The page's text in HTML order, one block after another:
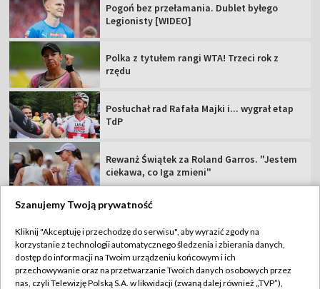
Pogoń bez przełamania. Dublet byłego
Legionisty [WIDEO]
Polka z tytułem rangi WTA! Trzeci rok z
rzędu
Posłuchał rad Rafała Majki i... wygrał etap
TdP
Rewanż Świątek za Roland Garros. "Jestem
ciekawa, co Iga zmieni"
TVP
Abonament TVP
Regulamin TVP
Szanujemy Twoją prywatność
Kliknij "Akceptuję i przechodzę do serwisu", aby wyrazić zgody na
korzystanie z technologii automatycznego śledzenia i zbierania danych,
dostęp do informacji na Twoim urządzeniu końcowym i ich
przechowywanie oraz na przetwarzanie Twoich danych osobowych przez
nas, czyli Telewizję Polską S.A. w likwidacji (zwaną dalej również „TVP”),